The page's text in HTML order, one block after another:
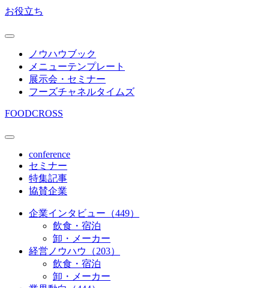
お役立ち
ノウハウブック
メニューテンプレート
展示会・セミナー
フーズチャネルタイムズ
FOODCROSS
conference
セミナー
特集記事
協賛企業
企業インタビュー（449）
飲食・宿泊
卸・メーカー
経営ノウハウ（203）
飲食・宿泊
卸・メーカー